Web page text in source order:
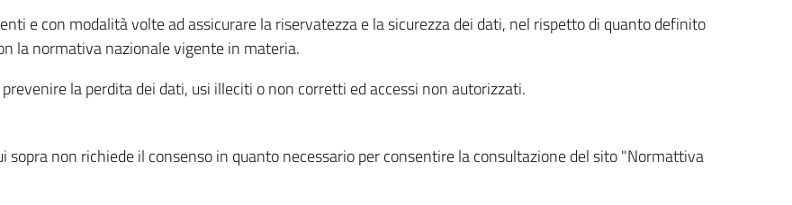
e con modalità volte ad assicurare la riservatezza e la sicurezza dei dati, nel rispetto di quanto definito
la normativa nazionale vigente in materia.
la perdita dei dati, usi illeciti o non corretti ed accessi non autorizzati.
non richiede il consenso in quanto necessario per consentire la consultazione del sito "Normattiva